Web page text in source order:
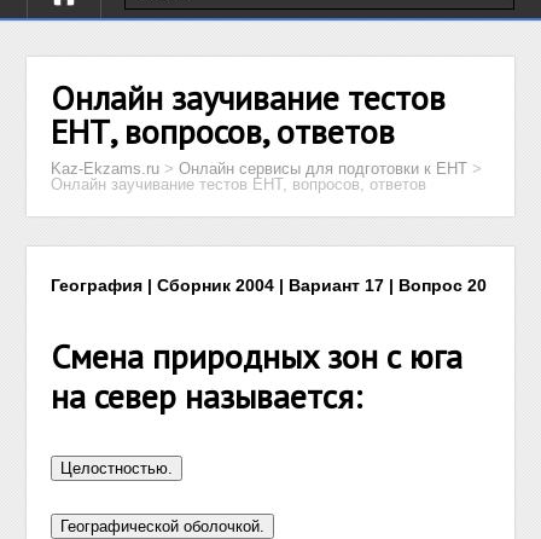
Онлайн заучивание тестов
ЕНТ, вопросов, ответов
Kaz-Ekzams.ru >Онлайн сервисы для подготовки к ЕНТ >
Онлайн заучивание тестов ЕНТ, вопросов, ответов
География | Сборник 2004 | Вариант 17 | Вопрос 20
Смена природных зон с юга
на север называется: